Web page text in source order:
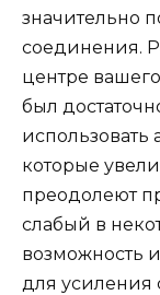
значительно
соединения.
центре
был
которые
преодолеют
слабый в
возможность
для усиления